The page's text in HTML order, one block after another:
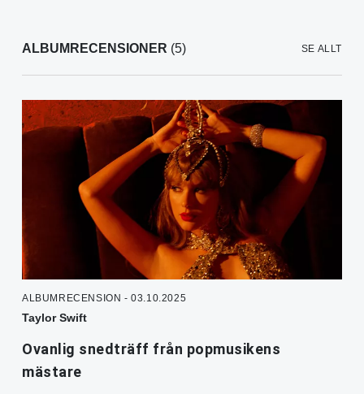
ALBUMRECENSIONER (5) SE ALLT
ALBUMRECENSION - 03.10.2025
Taylor Swift
Ovanlig snedträff från popmusikens
mästare